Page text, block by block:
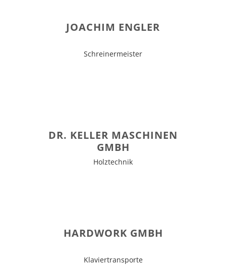
JOACHIM ENGLER
Schreinermeister
DR. KELLER MASCHINEN
GMBH
Holztechnik
HARDWORK GMBH
Klaviertransporte